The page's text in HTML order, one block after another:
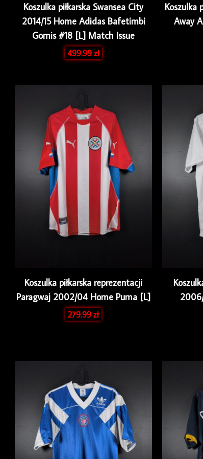
Koszulka piłkarska Swansea City
2014/15 Home Adidas Bafetimbi
Gomis #18 [L] Match Issue
499.99zł
Koszulka
Away
Koszulka piłkarska reprezentacji
Paragwaj 2002/04 Home Puma [L]
279.99zł